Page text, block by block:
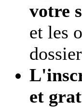
votre
et les
et